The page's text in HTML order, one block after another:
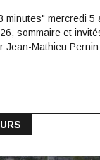
minutes" mercredi 5
sommaire et
Jean-Mathieu